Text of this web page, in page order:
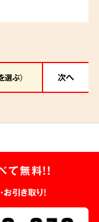
ぶ） 次へ
て無料!!
お引き取り！